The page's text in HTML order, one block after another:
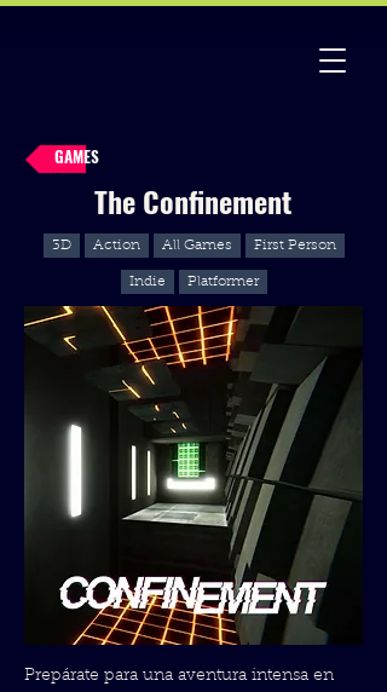
GAMES
The Confinement
3D Action All Games First Person
Indie Platformer
Prepárate para una aventura intensa en